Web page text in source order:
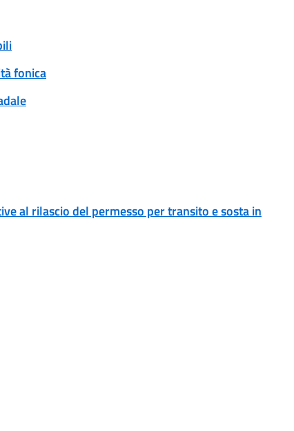
fonica
al rilascio del permesso per transito e sosta in